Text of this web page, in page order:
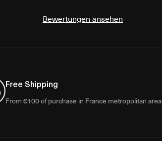
Bewertungen ansehen
Free Shipping
From €100 of purchase in France metropolitan area